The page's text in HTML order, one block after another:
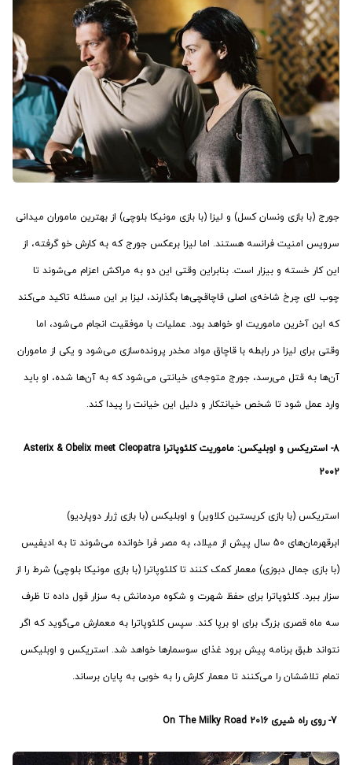
جورج (با بازی ونسان کسل) و لیزا (با بازی مونیکا بلوچی) از بهترین ماموران میدانی
سرویس امنیت فرانسه هستند. اما لیزا برعکس جورج که به کارش خو گرفته، از
این کار خسته و بیزار است. بنابراین وقتی این دو به مراکش اعزام می‌شوند تا
چوب لای چرخ شاخه‌ی اصلی قاچاقچی‌ها بگذارند، لیزا بر این مسئله تاکید می‌کند
که این آخرین ماموریت او خواهد بود. عملیات با موفقیت انجام می‌شود، اما
وقتی برای لیزا در رابطه با قاچاق مواد مخدر پرونده‌سازی می‌شود و یکی از ماموران
آن‌ها به قتل می‌رسد، جورج متوجه‌ی خیانتی می‌شود که به آن‌ها شده، او باید
وارد عمل شود تا شخص خیانتکار و دلیل این خیانت را پیدا کند.
8- استریکس و اوبلیکس: ماموریت کلئوپاترا Asterix & Obelix meet Cleopatra
2002
استریکس (با بازی کریستین کلاویر) و اوبلیکس (با بازی ژرار دوپاردیو)
ابرقهرمان‌های 50 سال پیش از میلاد، به مصر فرا خوانده می‌شوند تا به ادیفیس
(با بازی جمال دبوزی) معمار کمک کنند تا کلئوپاترا (با بازی مونیکا بلوچی) شرط را از
سزار ببرد. کلئوپاترا برای حفظ شهرت و شکوه مردمانش به سزار قول داده تا ظرف
سه ماه قصری بزرگ برای او برپا کند. سپس کلئوپاترا به معمارش می‌گوید که اگر
نتواند طبق برنامه پیش برود غذای سوسمارها خواهد شد. استریکس و اوبلیکس
تمام تلاششان را می‌کنند تا معمار کارش را به خوبی به پایان برساند.
7- روی راه شیری On The Milky Road 2016